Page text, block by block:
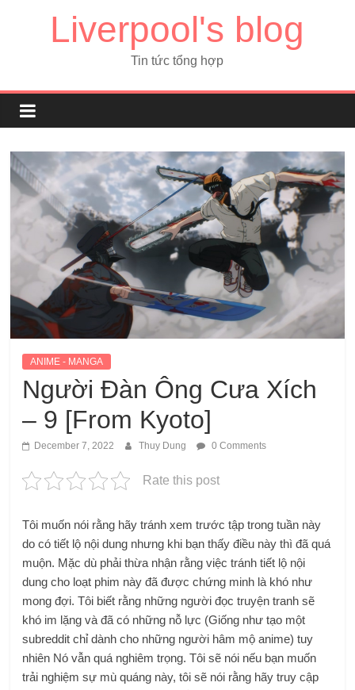
Liverpool's blog
Tin tức tổng hợp
ANIME - MANGA
Người Đàn Ông Cưa Xích
– 9 [From Kyoto]
December 7, 2022 Thuy Dung 0 Comments
Rate this post
Tôi muốn nói rằng hãy tránh xem trước tập trong tuần này
do có tiết lộ nội dung nhưng khi bạn thấy điều này thì đã quá
muộn. Mặc dù phải thừa nhận rằng việc tránh tiết lộ nội
dung cho loạt phim này đã được chứng minh là khó như
mong đợi. Tôi biết rằng những người đọc truyện tranh sẽ
khó im lặng và đã có những nỗ lực (Giống như tạo một
subreddit chỉ dành cho những người hâm mộ anime) tuy
nhiên Nó vẫn quá nghiêm trọng. Tôi sẽ nói nếu bạn muốn
trải nghiệm sự mù quáng này, tôi sẽ nói rằng hãy truy cập